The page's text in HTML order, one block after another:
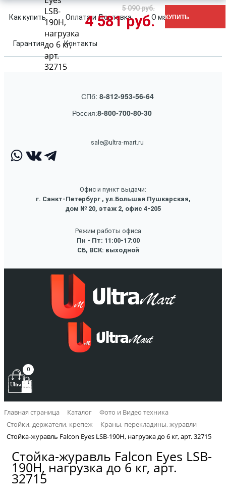
Как купить Оплата и Доставка О магазине
Гарантия Контакты
СПб: 8-812-953-56-64
Россия:8-800-700-80-30
sale@ultra-mart.ru
Офис и пункт выдачи:
г. Санкт-Петербург , ул.Большая Пушкарская,
дом № 20, этаж 2, офис 4-205
Режим работы офиса
Пн - Пт: 11:00-17:00
СБ, ВСК: выходной
0
Главная страница Каталог
Фото и Видео техника
Стойки, держатели, крепеж
Краны, перекладины, журавли
Стойка-журавль Falcon Eyes LSB-190H, нагрузка до 6 кг, арт. 32715
Стойка-журавль Falcon Eyes LSB-
190H, нагрузка до 6 кг, арт.
32715
LSB-
190H,
нагрузка
до 6 кг,
арт.
32715
5 090 руб.
4 581 руб. КУПИТЬ